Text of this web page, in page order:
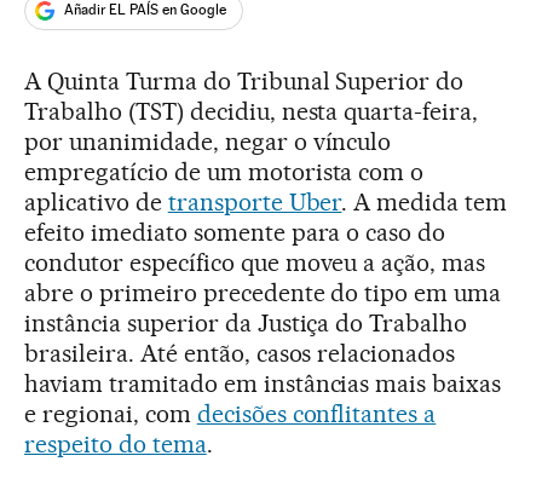
Añadir EL PAÍS en Google
A Quinta Turma do Tribunal Superior do
Trabalho (TST) decidiu, nesta quarta-feira,
por unanimidade, negar o vínculo
empregatício de um motorista com o
aplicativo de transporte Uber. A medida tem
efeito imediato somente para o caso do
condutor específico que moveu a ação, mas
abre o primeiro precedente do tipo em uma
instância superior da Justiça do Trabalho
brasileira. Até então, casos relacionados
haviam tramitado em instâncias mais baixas
e regionai, com decisões conflitantes a
respeito do tema.